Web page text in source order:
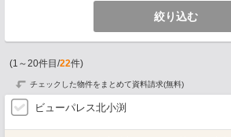
絞り込む
(1 ～20件目/22件)
チェックした物件をまとめて資料請求(無料)
ビューパレス北小渕